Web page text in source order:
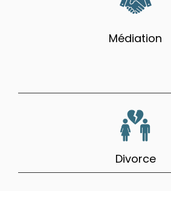
Médiation
Divorce